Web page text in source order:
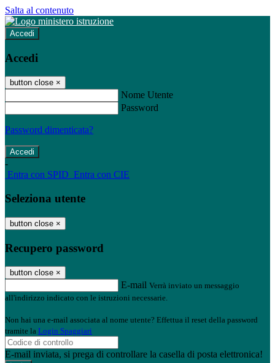
Salta al contenuto
Accedi
Accedi
button close ×
Nome Utente
Password
Password dimenticata?
-
Entra con SPID Entra con CIE
Seleziona utente
button close ×
Recupero password
button close ×
E-mail Verrà inviato un messaggio
all'indirizzo indicato con le istruzioni necessarie.
Non hai una e-mail associata al nome utente? Effettua il reset della password
tramite la Login Spaggiari
E-mail inviata, si prega di controllare la casella di posta elettronica!